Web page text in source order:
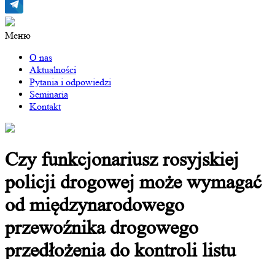
Меню
O nas
Aktualności
Pytania i odpowiedzi
Seminaria
Kontakt
Czy funkcjonariusz rosyjskiej
policji drogowej może wymagać
od międzynarodowego
przewoźnika drogowego
przedłożenia do kontroli listu